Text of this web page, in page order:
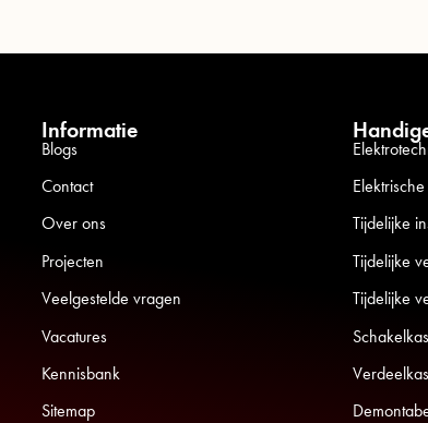
Informatie
Blogs
Contact
Over ons
Projecten
Veelgestelde vragen
Vacatures
Kennisbank
Sitemap
Tijdelijke
Tijdelijke
Tijdelijke